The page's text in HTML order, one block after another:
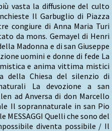
vasta la diffusione del culto
Il Garbuglio di Piazza
congiure di Anna Maria Turi
da mons. Gemayel di Henri
Madonna e di san Giuseppe
uomini e donne di fede La
e anima vittima mistici
della Chiesa del silenzio di
La devozione a san
ad Anversa di don Marcello
Il soprannaturale in san Pio
Quelli che sono del
diventa possibile / Il